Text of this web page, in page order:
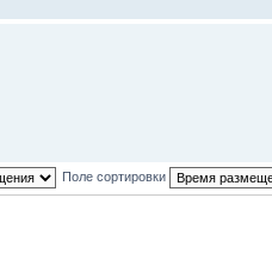
Поле сортировки